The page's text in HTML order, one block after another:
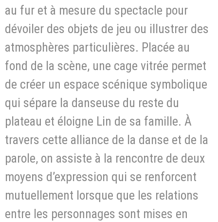
au fur et à mesure du spectacle pour
dévoiler des objets de jeu ou illustrer des
atmosphères particulières. Placée au
fond de la scène, une cage vitrée permet
de créer un espace scénique symbolique
qui sépare la danseuse du reste du
plateau et éloigne Lin de sa famille. À
travers cette alliance de la danse et de la
parole, on assiste à la rencontre de deux
moyens d’expression qui se renforcent
mutuellement lorsque que les relations
entre les personnages sont mises en